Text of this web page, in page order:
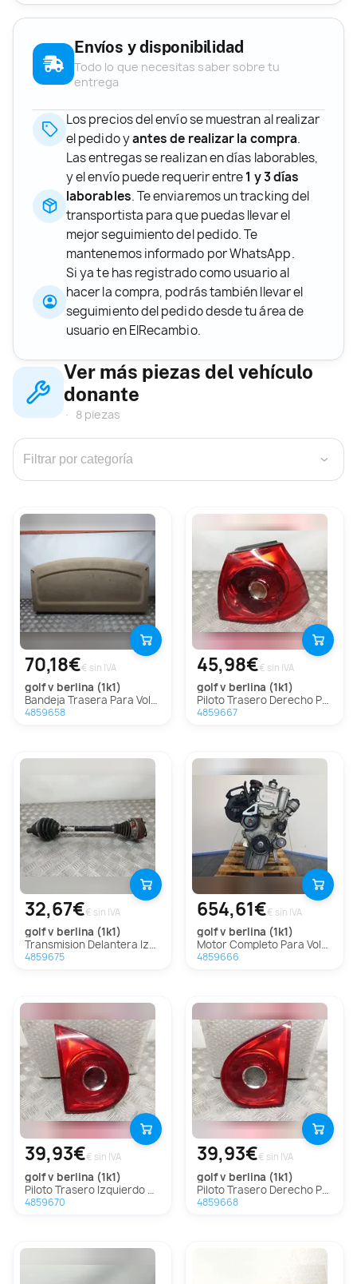
Envíos y disponibilidad
Todo lo que necesitas saber sobre tu
entrega
Los precios del envío se muestran al realizar
el pedido yantes de realizar la compra.
Las entregas se realizan en días laborables,
y el envío puede requerir entre1 y 3 días
laborables. Te enviaremos un tracking del
transportista para que puedas llevar el
mejor seguimiento del pedido. Te
mantenemos informado por WhatsApp.
Si ya te has registrado como usuario al
hacer la compra, podrás también llevar el
seguimiento del pedido desde tu área de
usuario en ElRecambio.
Ver más piezas del vehículo
donante
8 piezas
›
70,18€€ sin IVA
golf v berlina (1k1)
Bandeja Trasera Para Volkswagen Golf V Berlina
4859658
45,98€€ sin IVA
golf v berlina (1k1)
Piloto Trasero Derecho Para Volkswagen Golf V Berlina
4859667
32,67€€ sin IVA
golf v berlina (1k1)
Transmision Delantera Izquierda Para Volkswagen Golf V Berlina
4859675
654,61€€ sin IVA
golf v berlina (1k1)
Motor Completo Para Volkswagen Golf V Berlina
4859666
39,93€€ sin IVA
golf v berlina (1k1)
Piloto Trasero Izquierdo Para Volkswagen Golf V Berlina
4859670
39,93€€ sin IVA
golf v berlina (1k1)
Piloto Trasero Derecho Para Volkswagen Golf V Berlina
4859668